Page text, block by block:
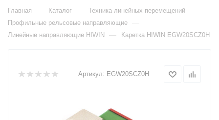
Главная — Каталог — Техника линейных перемещений —
Профильные рельсовые направляющие —
Линейные направляющие HIWIN — Каретка HIWIN EGW20SCZ0H
Артикул: EGW20SCZ0H